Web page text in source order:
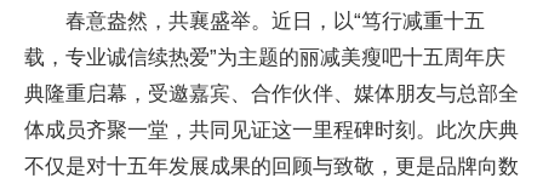
春意盎然，共襄盛举。近日，以“笃行减重十五
载，专业诚信续热爱”为主题的丽减美瘦吧十五周年庆
典隆重启幕，受邀嘉宾、合作伙伴、媒体朋友与总部全
体成员齐聚一堂，共同见证这一里程碑时刻。此次庆典
不仅是对十五年发展成果的回顾与致敬，更是品牌向数